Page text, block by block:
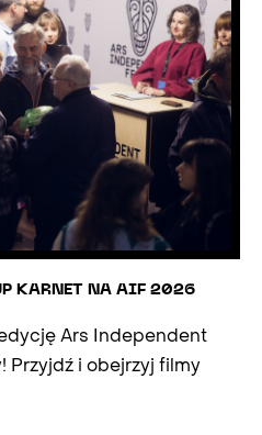
KARNET NA AIF 2026
Ars Independent
Przyjdź i obejrzyj filmy